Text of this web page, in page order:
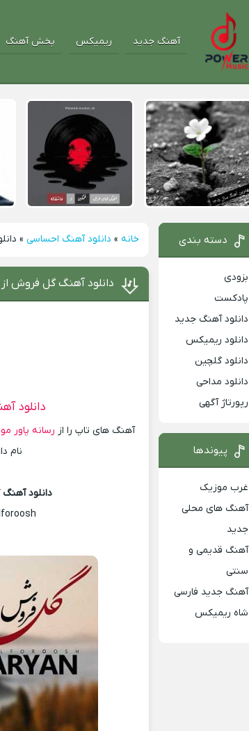
آهنگ جدید ریمیکس پخش آهنگ
خانه » دانلود آهنگ احساسی »
دانلود آهنگ گل فروش از
دانلود
آهنگ های تاپ را از رسانه پاور
نام
دانلود
دسته بندی
بزودی
پادکست
دانلود آهنگ جدید
دانلود ریمیکس
دانلود گلچین
دانلود مداحی
رپورتاژ آگهی
پیوندها
غرب موزیک
آهنگ های محلی
جدید
آهنگ قدیمی و
سنتی
آهنگ جدید فارسی
شاه ریمیکس